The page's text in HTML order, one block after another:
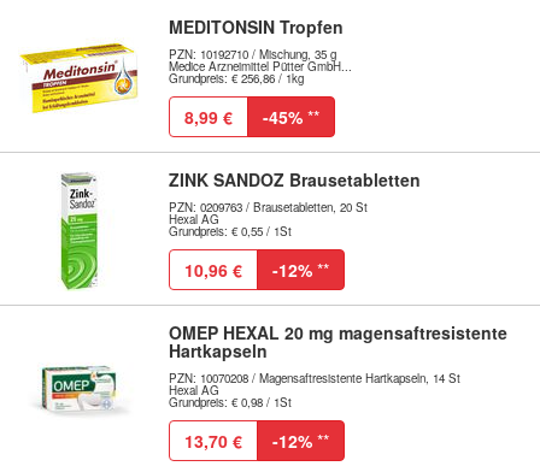
MEDITONSIN Tropfen
PZN: 10192710 / Mischung, 35 g
Medice Arzneimittel Pütter GmbH...
Grundpreis: € 256,86 / 1kg
8,99 € -45% **
ZINK SANDOZ Brausetabletten
PZN: 0209763 / Brausetabletten, 20 St
Hexal AG
Grundpreis: € 0,55 / 1St
10,96 € -12% **
OMEP HEXAL 20 mg magensaftresistente
Hartkapseln
PZN: 10070208 / Magensaftresistente Hartkapseln, 14 St
Hexal AG
Grundpreis: € 0,98 / 1St
13,70 € -12% **